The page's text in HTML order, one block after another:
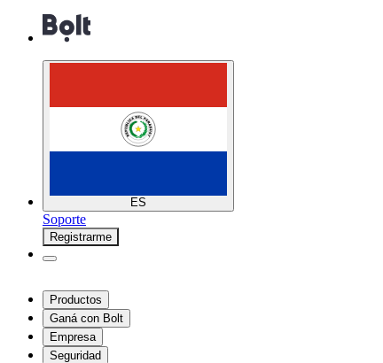
ES
Soporte
Registrarme
Productos
Ganá con Bolt
Empresa
Seguridad